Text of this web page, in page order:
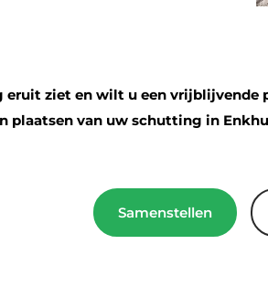
ziet en wilt u een vrijblijvende
plaatsen van uw schutting in
Samenstellen